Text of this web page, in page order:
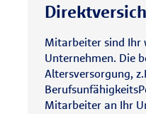
Mitarbeiter sind Ihr
Unternehmen. Die
Altersversorgung,
Mitarbeiter an Ihr